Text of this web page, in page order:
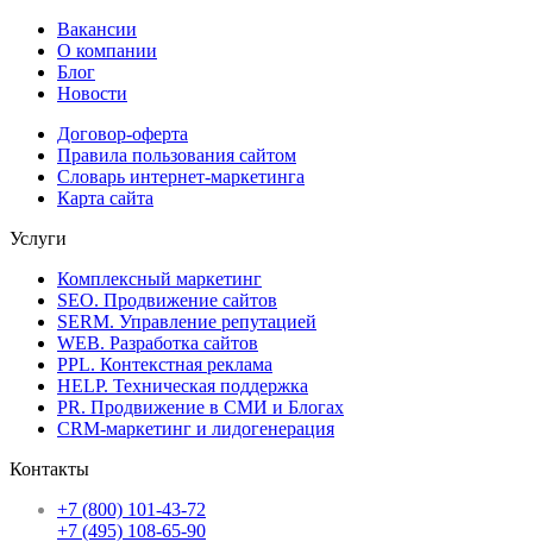
Вакансии
О компании
Блог
Новости
Договор-оферта
Правила пользования сайтом
Словарь интернет-маркетинга
Карта сайта
Услуги
Комплексный маркетинг
SEO. Продвижение сайтов
SERM. Управление репутацией
WEB. Разработка сайтов
PPL. Контекстная реклама
HELP. Техническая поддержка
PR. Продвижение в СМИ и Блогах
CRM-маркетинг и лидогенерация
Контакты
+7 (800) 101-43-72
+7 (495) 108-65-90